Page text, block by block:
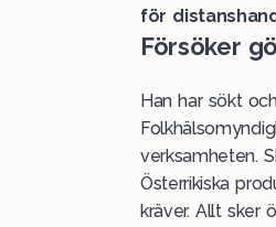
för
Försöker
Han har sökt
verksamheten.
Österrikiska
kräver. Allt sker